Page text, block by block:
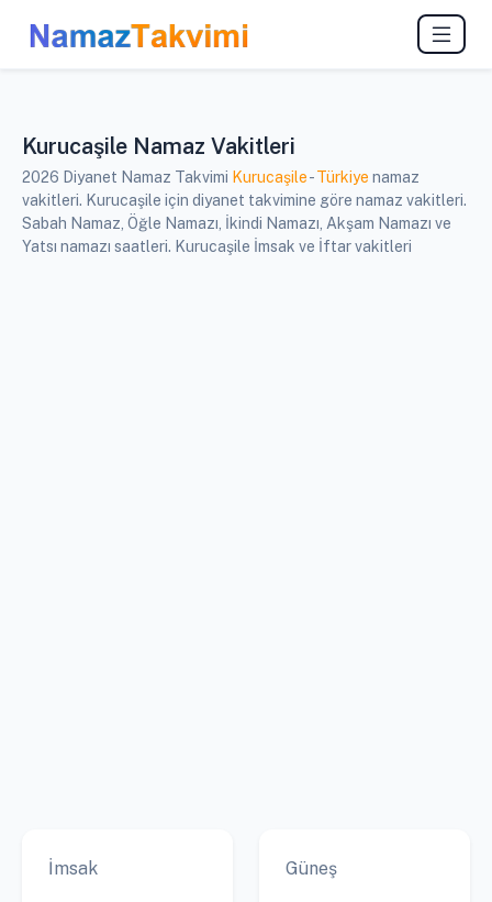
Kurucaşile Namaz Vakitleri
2026 Diyanet Namaz Takvimi Kurucaşile-Türkiye namaz
vakitleri. Kurucaşile için diyanet takvimine göre namaz vakitleri.
Sabah Namaz, Öğle Namazı, İkindi Namazı, Akşam Namazı ve
Yatsı namazı saatleri. Kurucaşile İmsak ve İftar vakitleri
İmsak Güneş